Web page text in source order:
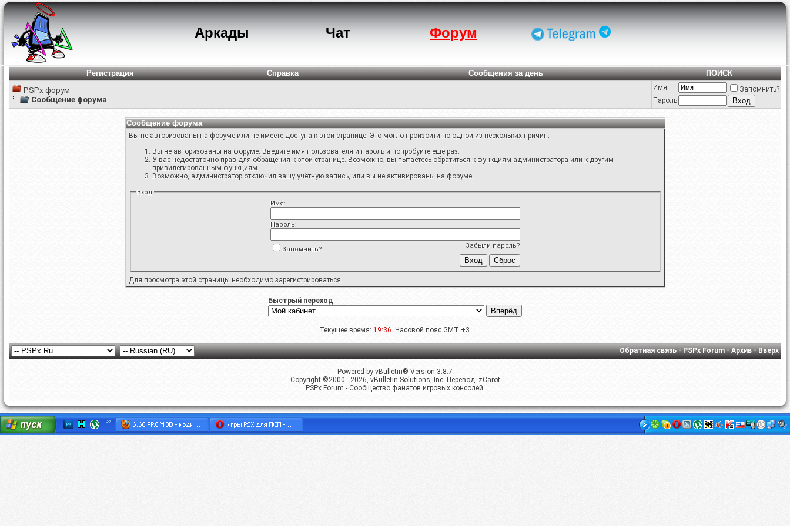
Аркады Чат Форум
Регистрация Справка Сообщения за день
ПОИСК
PSPx форум
Сообщение форума
Имя
Запомнить?
Пароль
Сообщение форума
Вы не авторизованы на форуме или не имеете доступа к этой странице. Это могло произойти по одной из нескольких причин:
Вы не авторизованы на форуме. Введите имя пользователя и пароль и попробуйте ещё раз.
У вас недостаточно прав для обращения к этой странице. Возможно, вы пытаетесь обратиться к функциям администратора или к другим
привилегированным функциям.
Возможно, администратор отключил вашу учётную запись, или вы не активированы на форуме.
Вход
Имя:
Пароль:
Забыли пароль?
Запомнить?
Для просмотра этой страницы необходимо зарегистрироваться.
Быстрый переход
Текущее время: 19:36. Часовой пояс GMT +3.
Обратная связь-PSPx Forum-Архив-Вверх
Powered by vBulletin® Version 3.8.7
Copyright ©2000 - 2026, vBulletin Solutions, Inc. Перевод: zCarot
PSPx Forum - Сообщество фанатов игровых консолей.